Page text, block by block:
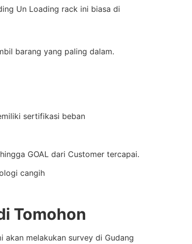
Un Loading rack ini biasa di
barang yang paling dalam.
sertifikasi beban
GOAL dari Customer tercapai.
cangih
Tomohon
akan melakukan survey di Gudang